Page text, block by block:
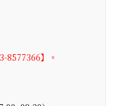
8577366】。